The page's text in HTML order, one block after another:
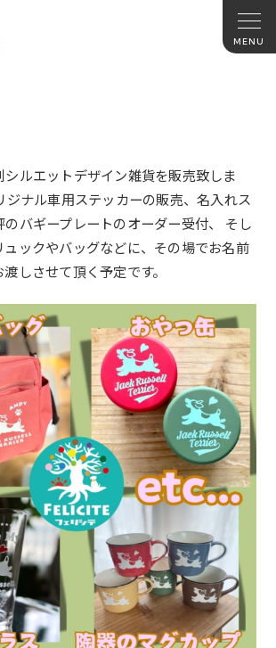
ルエットデザイン雑貨を販売致しま
ジナル車用ステッカーの販売、名入れス
バギープレートのオーダー受付、 そし
ュックやバッグなどに、その場でお名前
しさせて頂く予定です。